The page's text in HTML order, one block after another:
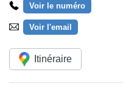
Voir le numéro
Voir l'email
Itinéraire